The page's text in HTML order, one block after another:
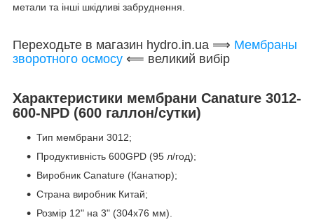
метали та інші шкідливі забруднення.
Переходьте в магазин hydro.in.ua ⟹ Мембраны
зворотного осмосу ⟸ великий вибір
Характеристики мембрани Canature 3012-
600-NPD (600 галлон/сутки)
Тип мембрани 3012;
Продуктивність 600GPD (95 л/год);
Виробник Canature (Канатюр);
Страна виробник Китай;
Розмір 12" на 3" (304х76 мм).